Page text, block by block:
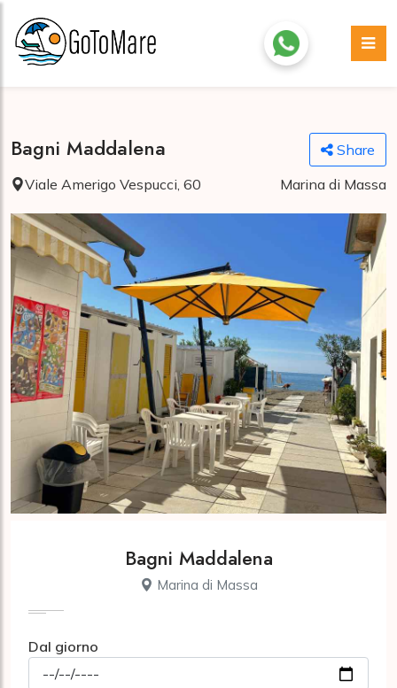
Bagni Maddalena
Share
Viale Amerigo Vespucci, 60
Marina di Massa
Bagni Maddalena
Marina di Massa
Dal giorno